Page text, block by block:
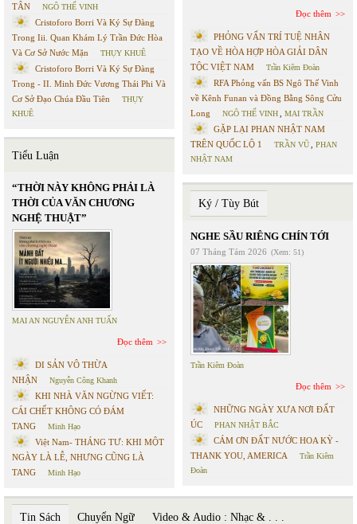
TÂN
NGÔ THẾ VINH
Cristoforo Borri Và Ký Sự Đàng
Trong Iii. Quan Khám Lý Trần Đức Hòa
Và Cơ Sở Nước Mặn
THỤY KHUÊ
Cristoforo Borri Và Ký Sự Đàng
Trong - II. Minh Đức Vương Thái Phi Và
Cơ Sở Đạo Chúa Đầu Tiên
THỤY
KHUÊ
Tiểu Luận
“THỜI NÀY KHÔNG PHẢI LÀ
THỜI CỦA VĂN CHƯƠNG
NGHỆ THUẬT”
MAI AN NGUYỄN ANH TUẤN
Đọc thêm
DI SẢN VÔ THỪA
NHẬN
Nguyễn Công Khanh
KHI NHÀ VĂN NGỪNG VIẾT:
CÁI CHẾT KHÔNG CÓ ĐÁM
TANG
Minh Hạo
Việt Nam- THÁNG TƯ: KHI MỘT
NGÀY LÀ LỄ, NHƯNG CŨNG LÀ
TANG
Minh Hạo
Đọc thêm
PHỎNG VẤN TRÍ TUỆ NHÂN
TẠO VỀ HÒA HỢP HÒA GIẢI DÂN
TỘC VIỆT NAM
Trần Kiêm Đoàn
RFA Phỏng vấn BS Ngô Thế Vinh
về Kênh Funan và Đồng Bằng Sông Cửu
Long
NGÔ THẾ VINH MAI TRẦN
GẶP LẠI PHAN NHẬT NAM
TRÊN QUỐC LỘ 1
TRẦN VŨ
PHAN
NHẬT NAM
Ký / Tùy Bút
NGHE SẦU RIÊNG CHÍN TỚI
07 Tháng Tám 2026 (Xem: 51)
Trần Kiêm Đoàn
Đọc thêm
NHỮNG NGÀY XƯA NƠI ĐẤT
ÚC
PHAN NHẬT BẮC
CÁM ƠN ĐẤT NƯỚC HOA KỲ -
THANK YOU, AMERICA
Trần Kiêm
Đoàn
Tin Sách Chuyển Ngữ Video & Audio : Nhạc & . . .